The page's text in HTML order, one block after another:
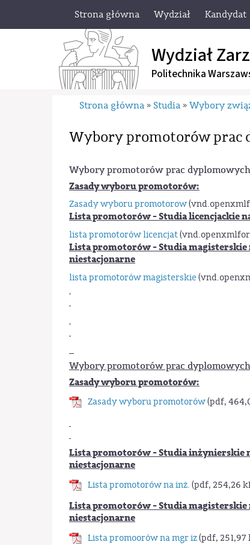
Strona główna Wydział Kandydat
Wydział
Politechnika
Strona główna » Studia » Wybory
Wybory promotorów prac
Wybory promotorów prac
Zasady wyboru promotorów:
Zasady wyboru promotorow
Lista promotorów - Studia licencjackie
lista promotorów licencjat
Lista promotorów - Studia magisterskie
niestacjonarne
lista promotorów magisterskie
Wybory promotorów prac
Zasady wyboru promotorów:
Zasady wyboru promotorów(pdf,
Lista promotorów - Studia inżynierskie
niestacjonarne
Lista promotorów na inż. (pdf, 254,26
Lista promotorów - Studia magisterskie
niestacjonarne
Lista promoorów na mgr iz(pdf, 251,97